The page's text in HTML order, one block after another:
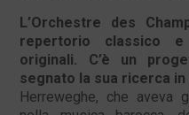
L’Orchestre des
repertorio classico
originali. C’è un
segnato la sua ricerca
Herreweghe, che aveva